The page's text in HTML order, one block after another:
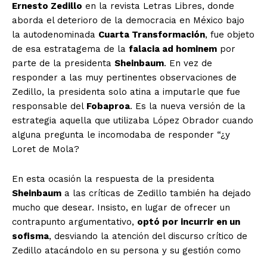
Ernesto Zedillo en la revista Letras Libres, donde
aborda el deterioro de la democracia en México bajo
la autodenominada Cuarta Transformación, fue objeto
de esa estratagema de la falacia ad hominem por
parte de la presidenta Sheinbaum. En vez de
responder a las muy pertinentes observaciones de
Zedillo, la presidenta solo atina a imputarle que fue
responsable del Fobaproa. Es la nueva versión de la
estrategia aquella que utilizaba López Obrador cuando
alguna pregunta le incomodaba de responder “¿y
Loret de Mola?
En esta ocasión la respuesta de la presidenta
Sheinbaum a las críticas de Zedillo también ha dejado
mucho que desear. Insisto, en lugar de ofrecer un
contrapunto argumentativo, optó por incurrir en un
sofisma, desviando la atención del discurso crítico de
Zedillo atacándolo en su persona y su gestión como